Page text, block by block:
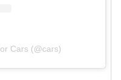
Cars (@cars)